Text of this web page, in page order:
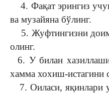
4. Фақат эрингиз
ва музайяна бўлинг.
5. Жуфтингизни
олинг.
6. У билан
хамма хохиш-истагини
7. Оиласи, яқинлари